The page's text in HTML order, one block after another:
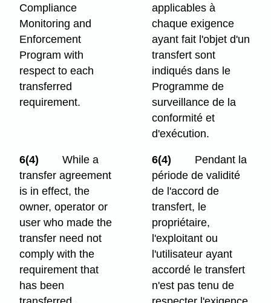
Compliance
Monitoring and
Enforcement
Program with
respect to each
transferred
requirement.
applicables à
chaque exigence
ayant fait l'objet d'un
transfert sont
indiqués dans le
Programme de
surveillance de la
conformité et
d'exécution.
6(4)
While a
transfer agreement
is in effect, the
owner, operator or
user who made the
transfer need not
comply with the
requirement that
has been
6(4)
Pendant la
période de validité
de l'accord de
transfert, le
propriétaire,
l'exploitant ou
l'utilisateur ayant
accordé le transfert
n'est pas tenu de